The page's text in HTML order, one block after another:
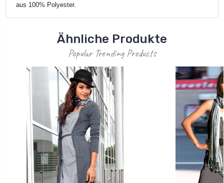
aus 100% Polyester.
Ähnliche Produkte
Popular Trending Products